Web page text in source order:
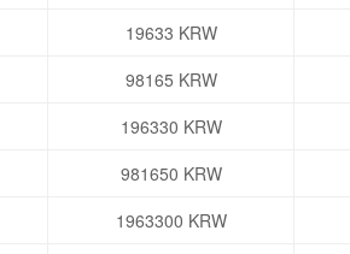
19633 KRW
98165 KRW
196330 KRW
981650 KRW
1963300 KRW